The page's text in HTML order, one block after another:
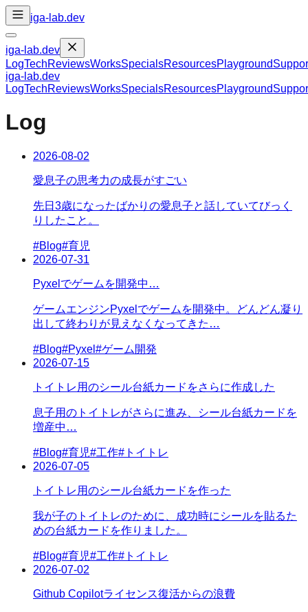
iga-lab.dev
iga-lab.dev
LogTechReviewsWorksSpecialsResourcesPlayground
iga-lab.dev
LogTechReviewsWorksSpecialsResourcesPlayground
Log
2026-08-02
愛息子の思考力の成長がすごい
先日3歳になったばかりの愛息子と話していてびっく
りしたこと。
#Blog#育児
2026-07-31
Pyxelでゲームを開発中…
ゲームエンジンPyxelでゲームを開発中。どんどん凝り
出して終わりが見えなくなってきた…
#Blog#Pyxel #ゲーム開発
2026-07-15
トイトレ用のシール台紙カードをさらに作成した
息子用のトイトレがさらに進み、シール台紙カードを
増産中…
#Blog#育児#工作# トイトレ
2026-07-05
トイトレ用のシール台紙カードを作った
我が子のトイトレのために、成功時にシールを貼るた
めの台紙カードを作りました。
#Blog#育児#工作# トイトレ
2026-07-02
Github Copilotライセンス復活からの浪費